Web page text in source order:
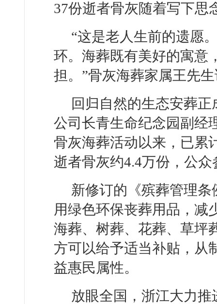
37份逝者骨灰随着写下思
“这是老人生前的遗愿
环。海葬既有美好的寓意
担。”骨灰海葬家属王先
回归自然的生态安葬
公司长青生命纪念园副经
骨灰海葬活动以来，已累
逝者骨灰约4.4万份，公
新修订的《殡葬管理
用绿色环保丧葬用品，减
海葬、树葬、花葬、草坪
方可以给予适当补贴，从
益惠民属性。
放眼全国，浙江大力